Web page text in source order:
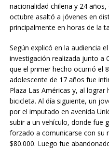
nacionalidad chilena y 24
octubre asaltó a jóvenes en
principalmente en horas de la
Según explicó en la audiencia
investigación realizada junto a
que el primer hecho ocurrió el
adolescente de 17 años fue
Plaza Las Américas y, al
bicicleta. Al día siguiente, un
por el imputado en avenida
subir a un vehículo, donde fue
forzado a comunicarse con su
$80.000. Luego fue